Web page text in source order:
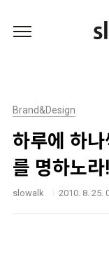
Brand&Design
하루에 하
를 명하노라!
slowalk 2010. 8. 25.